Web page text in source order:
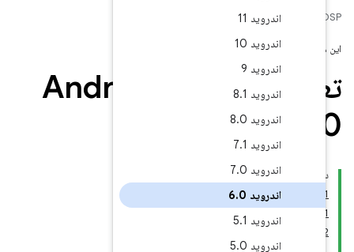
تعریف سازگاری Android